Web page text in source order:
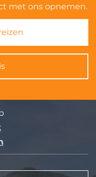
met ons opnemen.